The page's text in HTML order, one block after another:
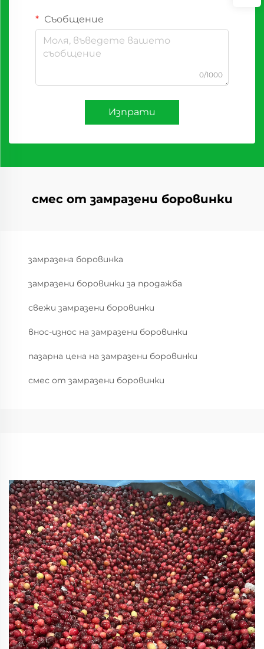
Съобщение
0/1000
Изпрати
смес от замразени боровинки
замразена боровинка
замразени боровинки за продажба
свежи замразени боровинки
внос-износ на замразени боровинки
пазарна цена на замразени боровинки
смес от замразени боровинки